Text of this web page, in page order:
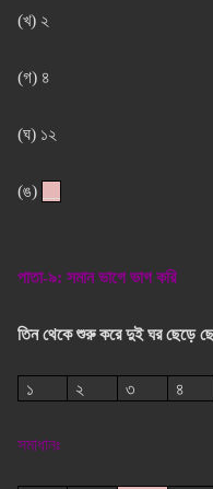
(খ) ২
(গ) ৪
(ঘ) ১২
(ঙ)
পাতা-৯: সমান ভাগে ভাগ করি
তিন থেকে শুরু করে দুই ঘর ছেড়ে
১ ২ ৩ ৪
সমাধানঃ